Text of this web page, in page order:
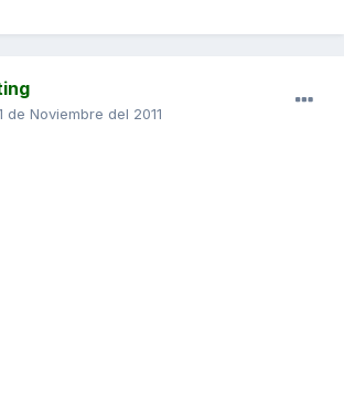
de Noviembre del 2011